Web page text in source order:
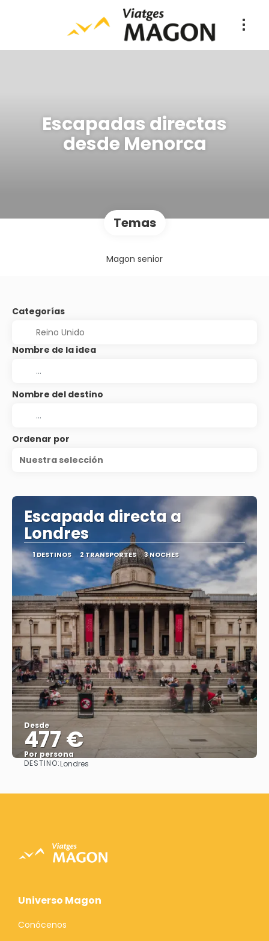
Escapadas directas
desde Menorca
Temas
Magon senior
Categorías
Nombre de la idea
Nombre del destino
Ordenar por
Nuestra selección
Escapada directa a
Londres
1 DESTINOS 2 TRANSPORTES 3 NOCHES
Desde
477 €
Por persona
DESTINO:Londres
Universo Magon
Conócenos